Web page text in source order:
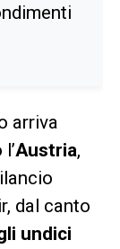
arriva
Austria,
dal canto
undici